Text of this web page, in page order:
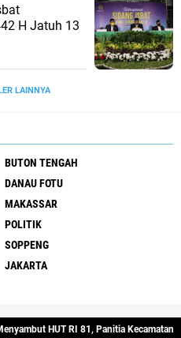
H Jatuh 13
LAINNYA
BUTON TENGAH
DANAU FOTU
MAKASSAR
POLITIK
SOPPENG
JAKARTA
HUT RI 81, Panitia Kecamatan